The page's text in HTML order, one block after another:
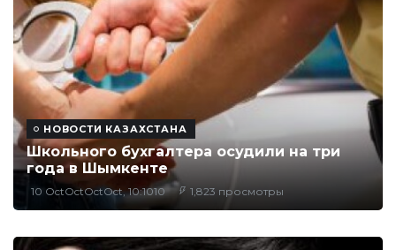
НОВОСТИ КАЗАХСТАНА
Школьного бухгалтера осудили на три
года в Шымкенте
10 OctOctOctOct, 10:1010 1,823 просмотры